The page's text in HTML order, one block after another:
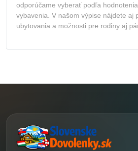
odporúčame vyberať podľa
vybavenia. V našom výpise nájdete aj
ubytovania a možnosti pre rodiny aj